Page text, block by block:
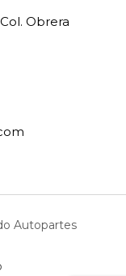
Obrera
Autopartes